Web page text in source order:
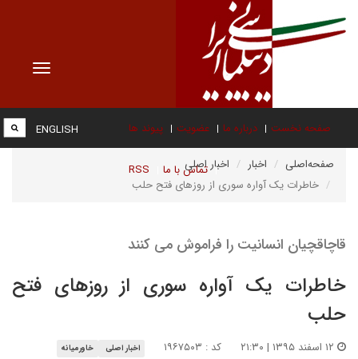
Toggle
صفحه نخست درباره ما عضویت پیوند ها
تماس با ما RSS
ENGLISH
صفحه‌اصلی اخبار
اخبار اصلی
خاطرات یک آواره سوری از روزهای فتح حلب
قاچاقچیان انسانیت را فراموش می کنند
خاطرات یک آواره سوری از روزهای فتح
حلب
کد : ۱۹۶۷۵۰۳ اخبار اصلی خاورمیانه